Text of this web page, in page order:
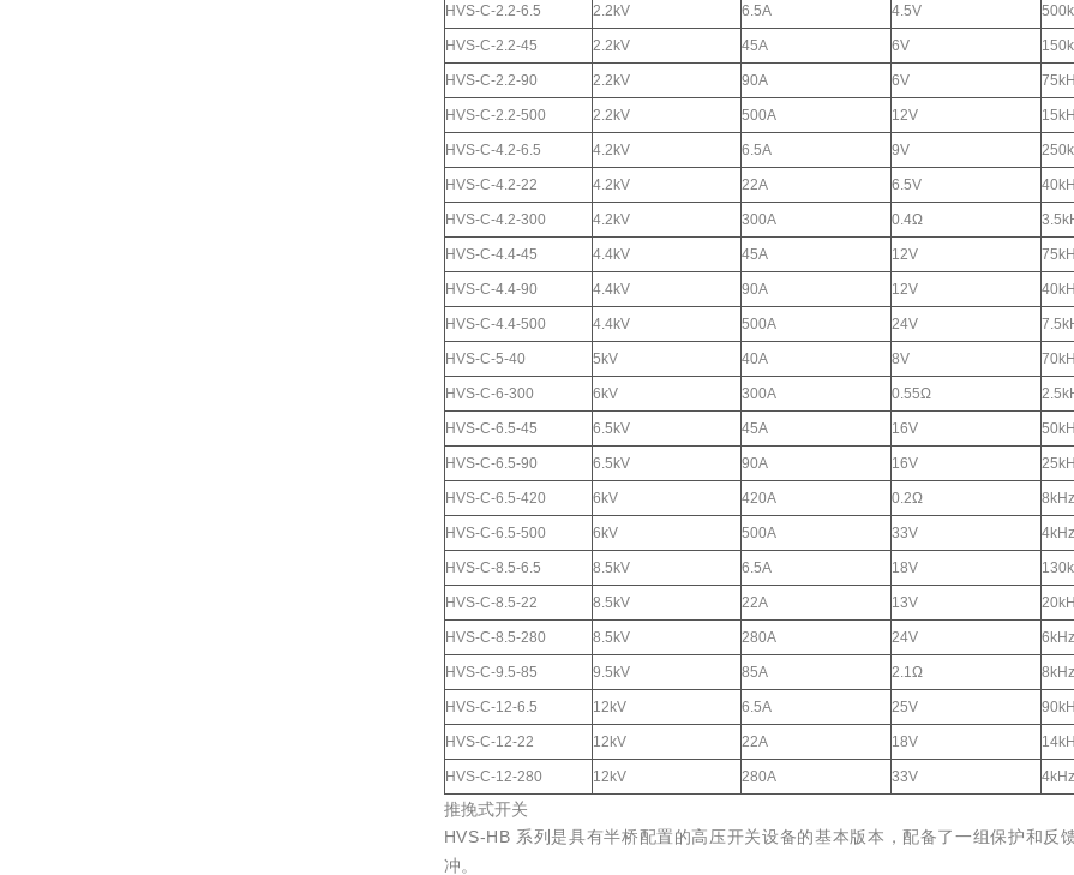
HVS-C-2.2-6.5 2.2kV 6.5A 4.5V
HVS-C-2.2-45 2.2kV 45A 6V
HVS-C-2.2-90 2.2kV 90A 6V
HVS-C-2.2-500 2.2kV 500A 12V
HVS-C-4.2-6.5 4.2kV 6.5A 9V
HVS-C-4.2-22 4.2kV 22A 6.5V
HVS-C-4.2-300 4.2kV 300A 0.4Ω
HVS-C-4.4-45 4.4kV 45A 12V
HVS-C-4.4-90 4.4kV 90A 12V
HVS-C-4.4-500 4.4kV 500A 24V
HVS-C-5-40 5kV 40A 8V
HVS-C-6-300 6kV 300A 0.55Ω
HVS-C-6.5-45 6.5kV 45A 16V
HVS-C-6.5-90 6.5kV 90A 16V
HVS-C-6.5-420 6kV 420A 0.2Ω 8kHz
HVS-C-6.5-500 6kV 500A 33V 4kHz
HVS-C-8.5-6.5 8.5kV 6.5A 18V
HVS-C-8.5-22 8.5kV 22A 13V
HVS-C-8.5-280 8.5kV 280A 24V 6kHz
HVS-C-9.5-85 9.5kV 85A 2.1Ω 8kHz
HVS-C-12-6.5 12kV 6.5A 25V
HVS-C-12-22 12kV 22A 18V
HVS-C-12-280 12kV 280A 33V 4kHz
推挽式开关
HVS-HB 系列是具有半桥配置的高压开关设备的基本版本，配备了一组保护和反
冲。